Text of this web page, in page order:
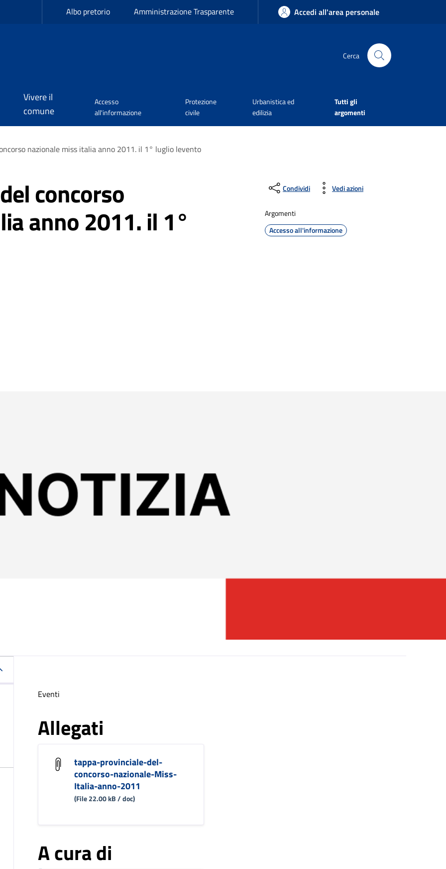
Albo pretorio Amministrazione Trasparente Accedi all'area personale
Cerca
Vivere il
comune
Accesso
all'informazione
Protezione
civile
Urbanistica ed
edilizia
Tutti gli
argomenti
nazionale miss italia anno 2011. il 1° luglio levento
concorso
anno 2011. il 1°
Condividi Vedi azioni
Argomenti
Accesso all'informazione
Eventi
Allegati
tappa-provinciale-del-
concorso-nazionale-Miss-
Italia-anno-2011
(File 22.00 kB / doc)
A cura di